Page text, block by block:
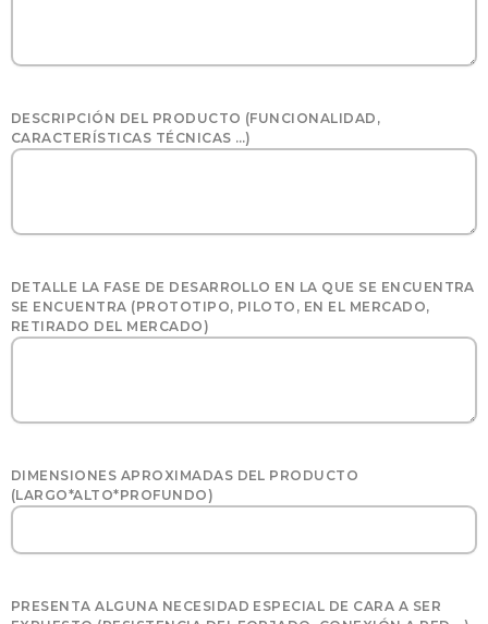
DESCRIPCIÓN DEL PRODUCTO (FUNCIONALIDAD,
CARACTERÍSTICAS TÉCNICAS …)
DETALLE LA FASE DE DESARROLLO EN LA QUE SE ENCUENTRA
SE ENCUENTRA (PROTOTIPO, PILOTO, EN EL MERCADO,
RETIRADO DEL MERCADO)
DIMENSIONES APROXIMADAS DEL PRODUCTO
(LARGO*ALTO*PROFUNDO)
PRESENTA ALGUNA NECESIDAD ESPECIAL DE CARA A SER